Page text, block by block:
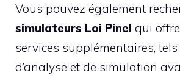
Vous pouvez également
simulateurs Loi Pinel qui
services supplémentaires,
d’analyse et de simulation